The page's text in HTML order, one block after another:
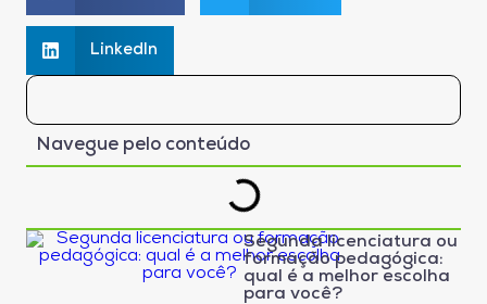
LinkedIn
Navegue pelo conteúdo
Segunda licenciatura ou
formação pedagógica:
qual é a melhor escolha
para você?